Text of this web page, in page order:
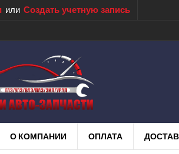
или Создать учетную запись
О КОМПАНИИ ОПЛАТА